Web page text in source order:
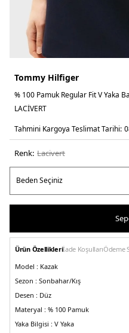
Tommy Hilfiger
% 100 Pamuk Regular Fit V Yaka
LACİVERT
Tahmini Kargoya Teslimat Tarihi:
Renk: laci̇vert
Ürün Özellikleriİade KoşullarıÖdeme
Model : Kazak
Sezon : Sonbahar/Kış
Desen : Düz
Materyal : % 100 Pamuk
Yaka Bilgisi : V Yaka